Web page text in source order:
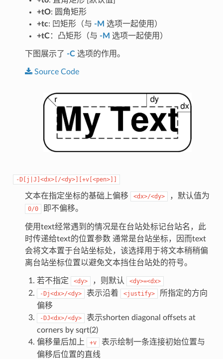
+tO: 圆角矩形
+tc: 凹矩形（与 -M 选项一起使用）
+tC：凸矩形（与 -M 选项一起使用）
下图展示了 -C选项的作用。
Source Code
-D[j|J]<dx>[/<dy>][+v[<pen>]]
文本在指定坐标的基础上偏移 <dx>/<dy> ，默认值为
0/0 即不偏移。
使用text经常遇到的情况是在台站处标记台站名，此
时传递给text的位置参数 通常是台站坐标，因而text
会将文本置于台站坐标处，该选择用于将文本稍稍偏
离台站坐标位置以避免文本挡住台站处的符号。
若不指定 <dy> ，则默认
<dy>=<dx>
-Dj<dx>/<dy>
表示沿着 <justify>
所指定的方向
偏移
-DJ<dx>/<dy>
表示shorten diagonal offsets at
corners by sqrt(2)
偏移量后加上
+v
表示绘制一条连接初始位置与
偏移后位置的直线